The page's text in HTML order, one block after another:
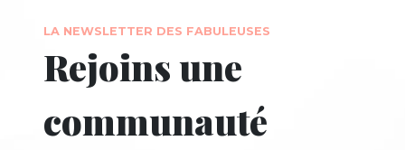
LA NEWSLETTER DES FABULEUSES
Rejoins une
communauté